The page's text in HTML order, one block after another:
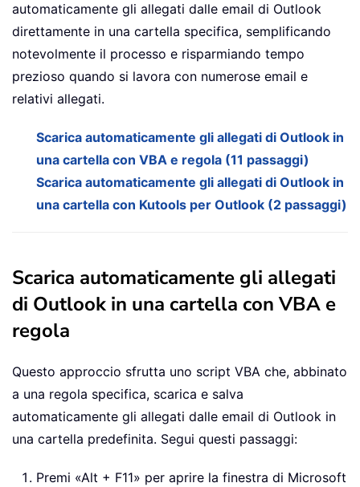
automaticamente gli allegati dalle email di Outlook
direttamente in una cartella specifica, semplificando
notevolmente il processo e risparmiando tempo
prezioso quando si lavora con numerose email e
relativi allegati.
Scarica automaticamente gli allegati di Outlook in
una cartella con VBA e regola (11 passaggi)
Scarica automaticamente gli allegati di Outlook in
una cartella con Kutools per Outlook (2 passaggi)
Scarica automaticamente gli allegati
di Outlook in una cartella con VBA e
regola
Questo approccio sfrutta uno script VBA che, abbinato
a una regola specifica, scarica e salva
automaticamente gli allegati dalle email di Outlook in
una cartella predefinita. Segui questi passaggi:
Premi «Alt + F11» per aprire la finestra di Microsoft